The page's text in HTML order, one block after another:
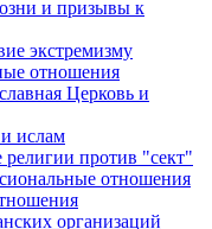
и призывы к
экстремизму
отношения
Церковь и
ислам
против "сект"
отношения
организаций